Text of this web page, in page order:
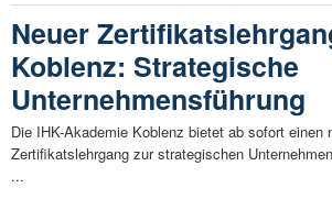
Neuer
Koblenz: Strategische
Unternehmensführung
Die IHK-Akademie Koblenz bietet ab sofort einen
Zertifikatslehrgang zur strategischen
...